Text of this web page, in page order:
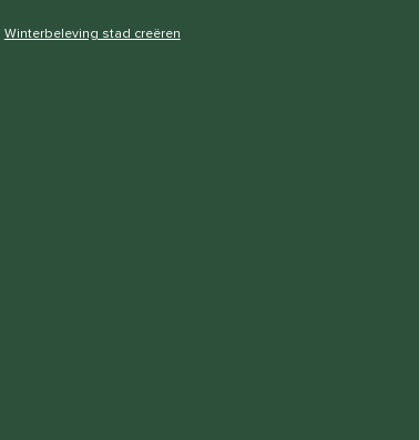
Winterbeleving stad creëren